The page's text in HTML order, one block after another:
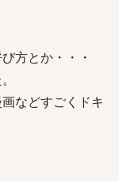
方とか・・・
などすごくドキ